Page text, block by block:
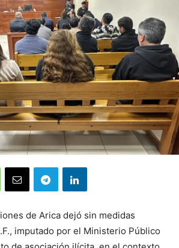
de Arica dejó sin medidas
imputado por el Ministerio Público